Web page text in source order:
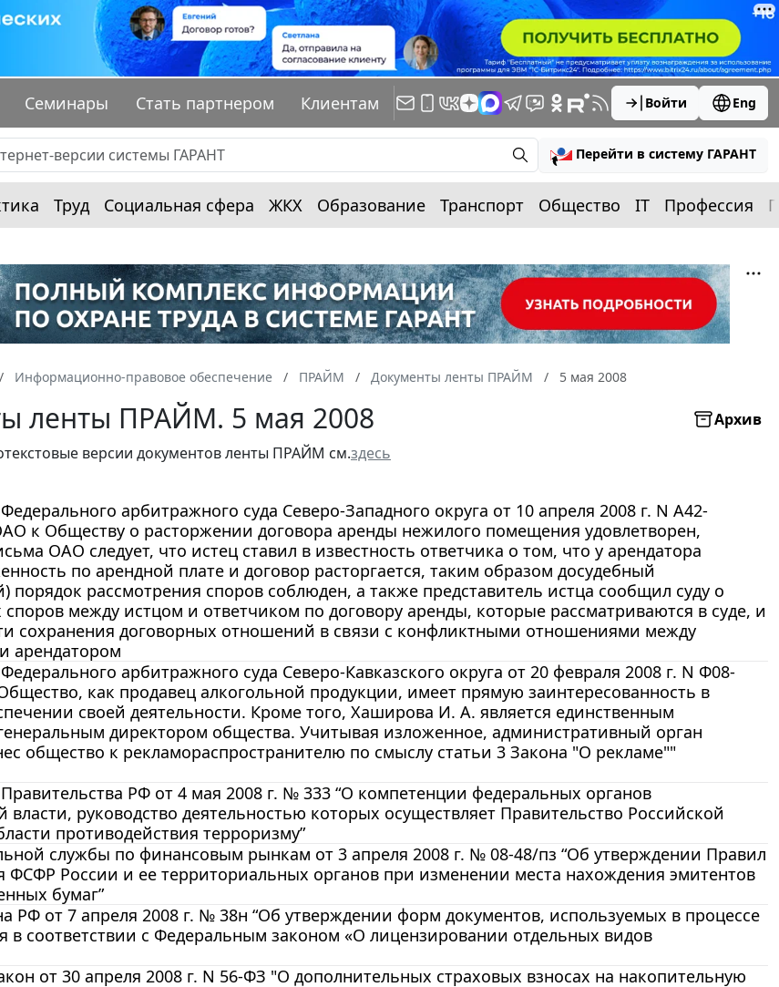
Семинары Стать партнером Клиентам Войти Eng
Перейти в систему ГАРАНТ
Труд Социальная сфера ЖКХ Образование Транспорт Общество IT Профессия
Информационно-правовое обеспечение ПРАЙМ Документы ленты ПРАЙМ 5 мая 2008
ленты ПРАЙМ. 5 мая 2008
Архив
версии документов ленты ПРАЙМ см.здесь
арбитражного суда Северо-Западного округа от 10 апреля 2008 г. N А42-
к Обществу о расторжении договора аренды нежилого помещения удовлетворен,
ОАО следует, что истец ставил в известность ответчика о том, что у арендатора
по арендной плате и договор расторгается, таким образом досудебный
порядок рассмотрения споров соблюден, а также представитель истца сообщил суду о
между истцом и ответчиком по договору аренды, которые рассматриваются в суде, и
сохранения договорных отношений в связи с конфликтными отношениями между
арендатором
арбитражного суда Северо-Кавказского округа от 20 февраля 2008 г. N Ф08-
как продавец алкогольной продукции, имеет прямую заинтересованность в
своей деятельности. Кроме того, Хаширова И. А. является единственным
директором общества. Учитывая изложенное, административный орган
общество к рекламораспространителю по смыслу статьи 3 Закона "О рекламе""
РФ от 4 мая 2008 г. № 333 “О компетенции федеральных органов
власти, руководство деятельностью которых осуществляет Правительство Российской
противодействия терроризму”
службы по финансовым рынкам от 3 апреля 2008 г. № 08-48/пз “Об утверждении Правил
ФСФР России и ее территориальных органов при изменении места нахождения эмитентов
бумаг”
РФ от 7 апреля 2008 г. № 38н “Об утверждении форм документов, используемых в процессе
в соответствии с Федеральным законом «О лицензировании отдельных видов
от 30 апреля 2008 г. N 56-ФЗ "О дополнительных страховых взносах на накопительную